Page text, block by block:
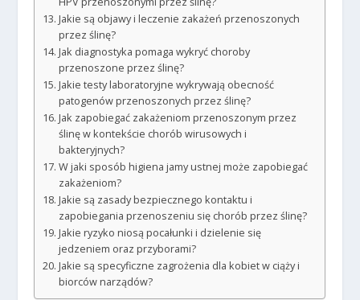
Jakie są objawy i leczenie zakażeń przenoszonych
przez ślinę?
Jak diagnostyka pomaga wykryć choroby
przenoszone przez ślinę?
Jakie testy laboratoryjne wykrywają obecność
patogenów przenoszonych przez ślinę?
Jak zapobiegać zakażeniom przenoszonym przez
ślinę w kontekście chorób wirusowych i
bakteryjnych?
W jaki sposób higiena jamy ustnej może zapobiegać
zakażeniom?
Jakie są zasady bezpiecznego kontaktu i
zapobiegania przenoszeniu się chorób przez ślinę?
Jakie ryzyko niosą pocałunki i dzielenie się
jedzeniem oraz przyborami?
Jakie są specyficzne zagrożenia dla kobiet w ciąży i
biorców narządów?